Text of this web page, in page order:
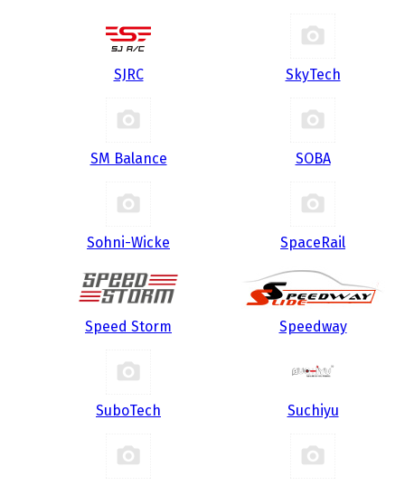
SJRC SkyTech
SM Balance SOBA
Sohni-Wicke SpaceRail
Speed Storm Speedway
SuboTech Suchiyu